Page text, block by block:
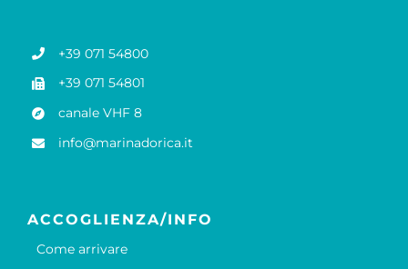
+39 071 54800
+39 071 54801
canale VHF 8
info@marinadorica.it
ACCOGLIENZA/INFO
Come arrivare